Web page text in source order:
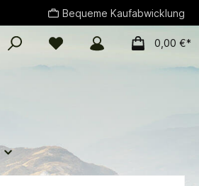
Bequeme Kaufabwicklung
0,00 €*